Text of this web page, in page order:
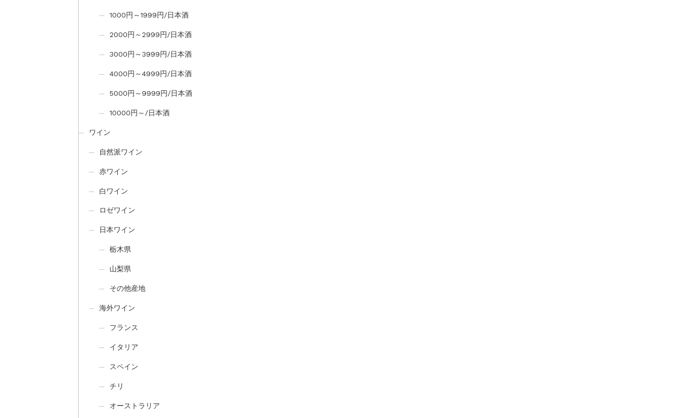
1000円～1999円/日本酒
2000円～2999円/日本酒
3000円～3999円/日本酒
4000円～4999円/日本酒
5000円～9999円/日本酒
10000円～/日本酒
ワイン
自然派ワイン
赤ワイン
白ワイン
ロゼワイン
日本ワイン
栃木県
山梨県
その他産地
海外ワイン
フランス
イタリア
スペイン
チリ
オーストラリア